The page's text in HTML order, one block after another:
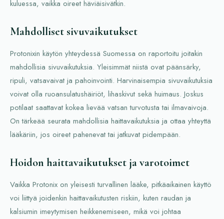
kuluessa, vaikka oireet häviäisivätkin.
Mahdolliset sivuvaikutukset
Protonixin käytön yhteydessä Suomessa on raportoitu joitakin
mahdollisia sivuvaikutuksia. Yleisimmät niistä ovat päänsärky,
ripuli, vatsavaivat ja pahoinvointi. Harvinaisempia sivuvaikutuksia
voivat olla ruoansulatushäiriöt, lihaskivut sekä huimaus. Joskus
potilaat saattavat kokea lievää vatsan turvotusta tai ilmavaivoja.
On tärkeää seurata mahdollisia haittavaikutuksia ja ottaa yhteyttä
lääkäriin, jos oireet pahenevat tai jatkuvat pidempään.
Hoidon haittavaikutukset ja varotoimet
Vaikka Protonix on yleisesti turvallinen lääke, pitkäaikainen käyttö
voi liittyä joidenkin haittavaikutusten riskiin, kuten raudan ja
kalsiumin imeytymisen heikkenemiseen, mikä voi johtaa